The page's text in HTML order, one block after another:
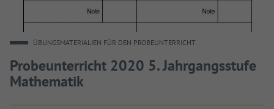
ÜBUNGSMATERIALIEN FÜR DEN PROBEUNTERRICHT
Probeunterricht 2020 5. Jahrgangsstufe
Mathematik